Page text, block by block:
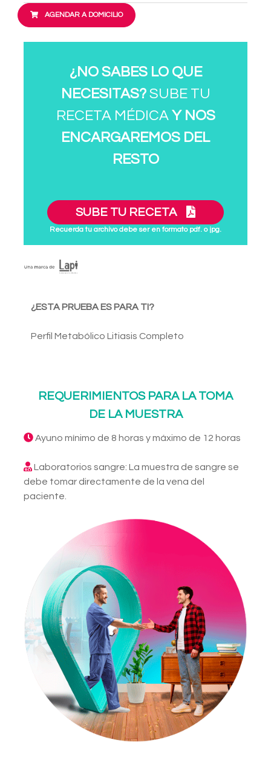
AGENDAR A DOMICILIO
¿NO SABES LO QUE
NECESITAS?SUBE TU
RECETA MÉDICA Y NOS
ENCARGAREMOS DEL
RESTO
SUBE TU RECETA
Recuerda tu archivo debe ser en formato pdf. o jpg.
¿ESTA PRUEBA ES PARA TI?
Perfil Metabólico Litiasis Completo
REQUERIMIENTOS PARA LA TOMA
DE LA MUESTRA
Ayuno mínimo de 8 horas y máximo de 12 horas
Laboratorios sangre: La muestra de sangre se
debe tomar directamente de la vena del
paciente.